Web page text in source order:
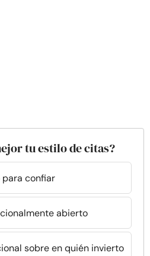
tu estilo de citas?
confiar
abierto
sobre en quién invierto